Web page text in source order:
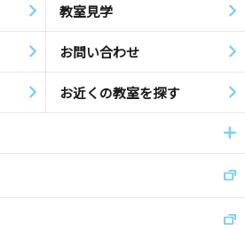
教室見学
お問い合わせ
お近くの教室を探す